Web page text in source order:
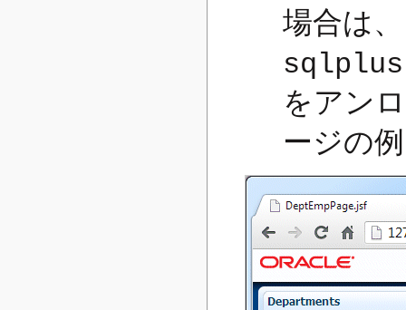
場合は
sqlplus
をアン
ージの